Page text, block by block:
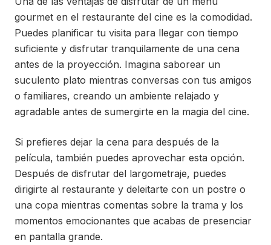
gourmet en el restaurante del cine es la comodidad.
Puedes planificar tu visita para llegar con tiempo
suficiente y disfrutar tranquilamente de una cena
antes de la proyección. Imagina saborear un
suculento plato mientras conversas con tus amigos
o familiares, creando un ambiente relajado y
agradable antes de sumergirte en la magia del cine.
Si prefieres dejar la cena para después de la
película, también puedes aprovechar esta opción.
Después de disfrutar del largometraje, puedes
dirigirte al restaurante y deleitarte con un postre o
una copa mientras comentas sobre la trama y los
momentos emocionantes que acabas de presenciar
en pantalla grande.